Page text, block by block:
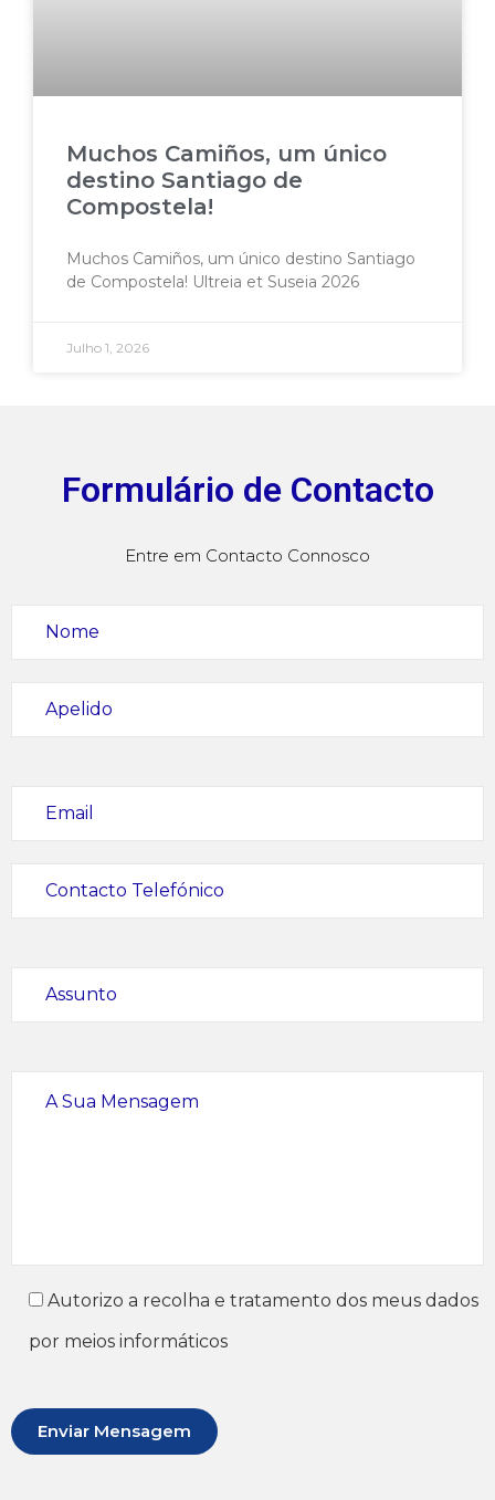
Muchos Camiños, um único
destino Santiago de
Compostela!
Muchos Camiños, um único destino Santiago
de Compostela! Ultreia et Suseia 2026
Julho 1, 2026
Formulário de Contacto
Entre em Contacto Connosco
Autorizo a recolha e tratamento dos meus dados
por meios informáticos